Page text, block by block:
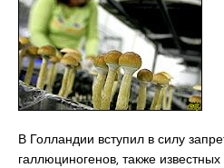
В Голландии вступил в силу
галлюциногенов, также